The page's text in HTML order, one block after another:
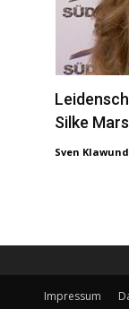
Silke
Sven
Impressum